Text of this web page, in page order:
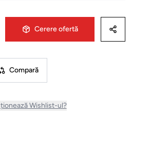
Cerere ofertă
Compară
Wishlist-ul?